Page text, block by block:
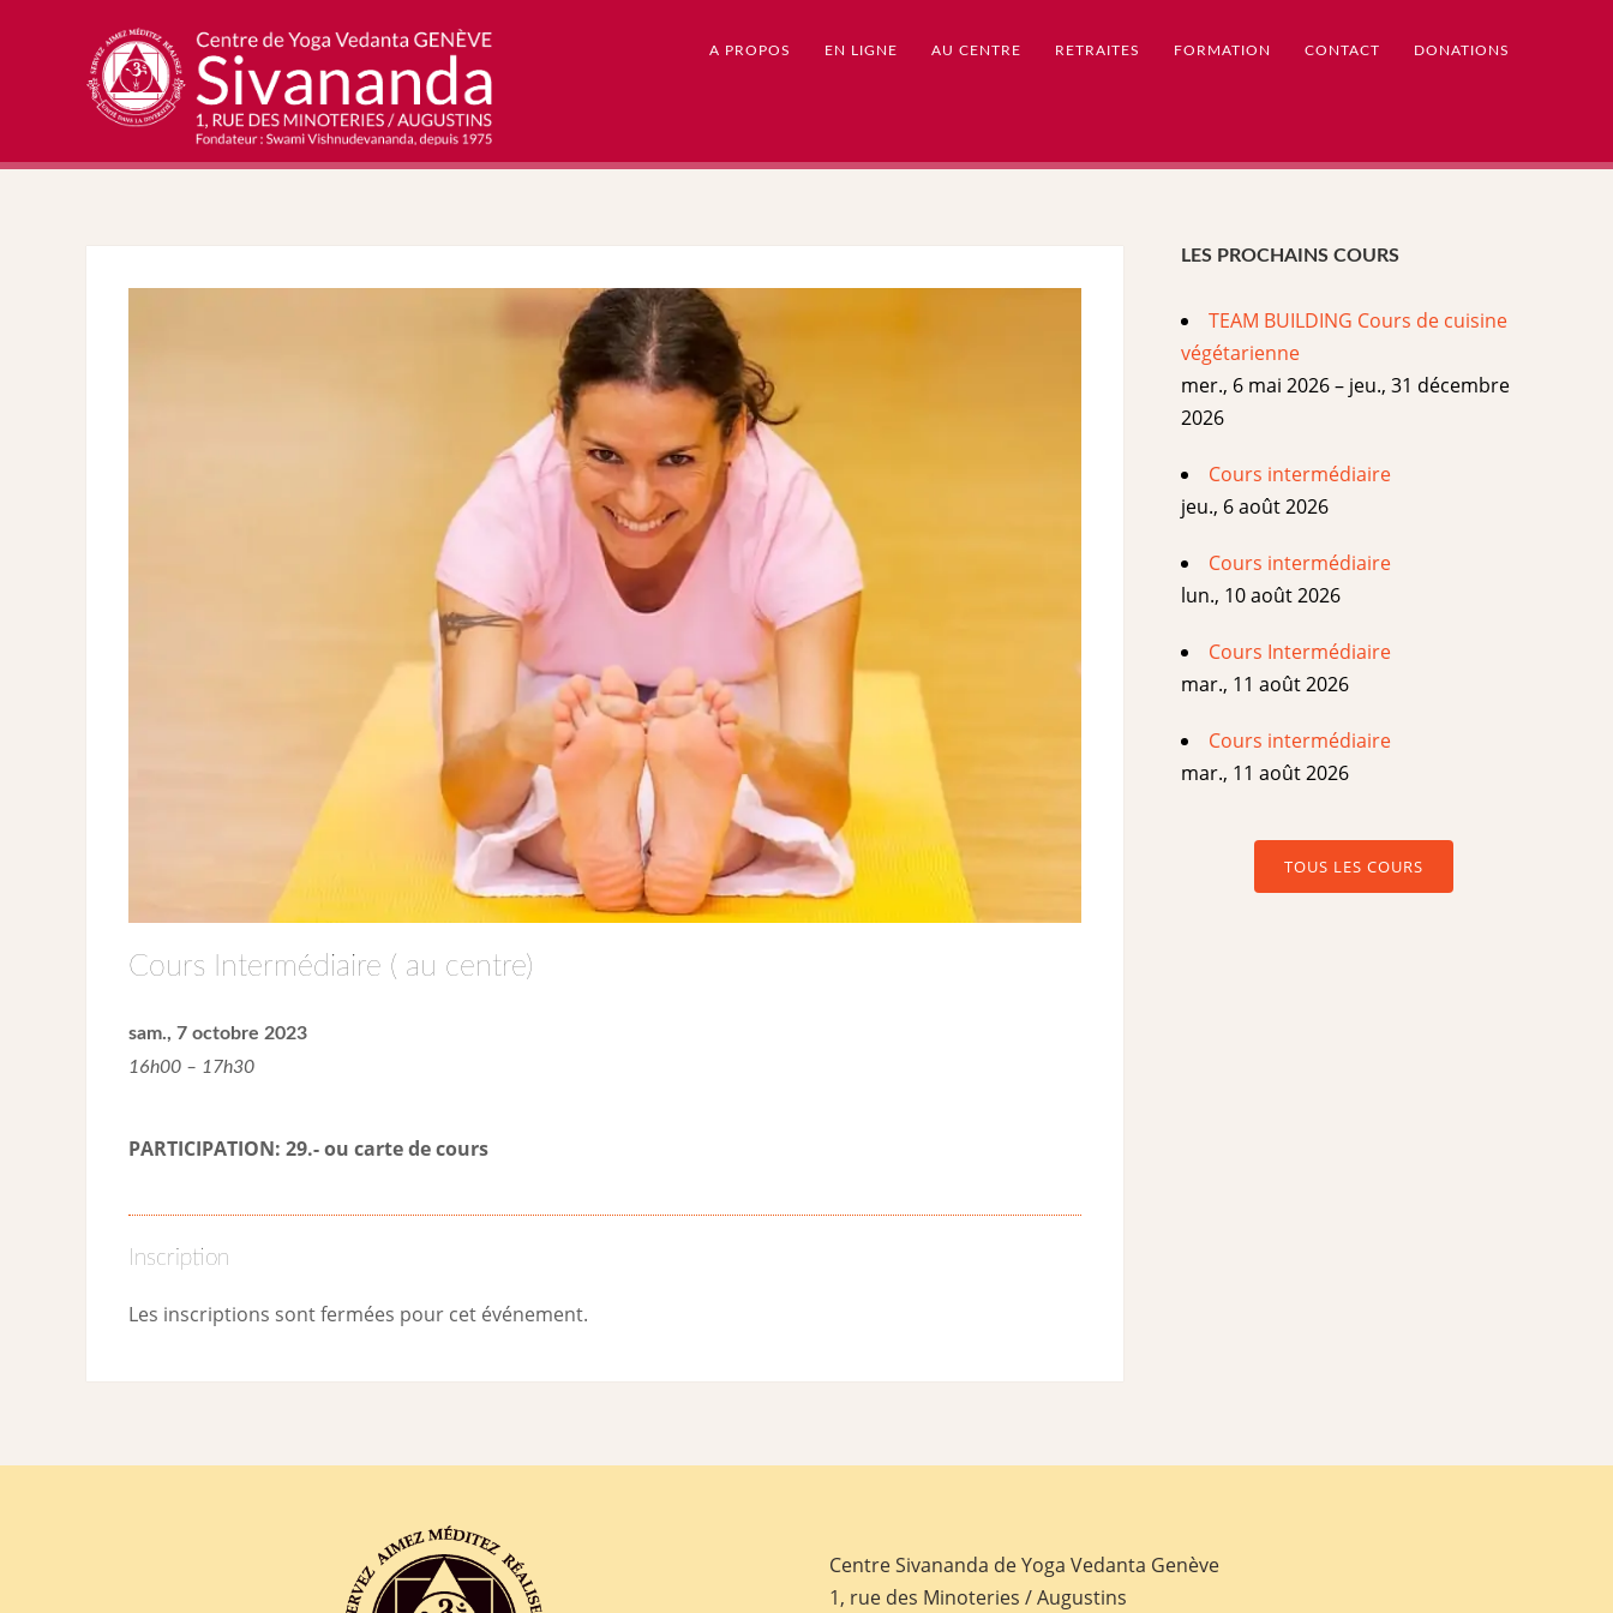
A PROPOS EN LIGNE AU CENTRE RETRAITES FORMATION CONTACT DONATIONS
Cours Intermédiaire ( au centre)
sam., 7 octobre 2023
16h00 – 17h30
PARTICIPATION: 29.- ou carte de cours
Inscription
Les inscriptions sont fermées pour cet événement.
LES PROCHAINS COURS
TEAM BUILDING Cours de cuisine
végétarienne
mer., 6 mai 2026 – jeu., 31 décembre
2026
Cours intermédiaire
jeu., 6 août 2026
Cours intermédiaire
lun., 10 août 2026
Cours Intermédiaire
mar., 11 août 2026
Cours intermédiaire
mar., 11 août 2026
TOUS LES COURS
Centre Sivananda de Yoga Vedanta Genève
1, rue des Minoteries / Augustins